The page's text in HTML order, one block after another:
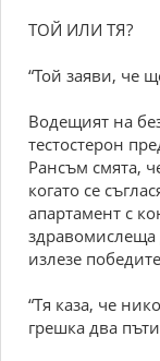
ТОЙ ИЛИ ТЯ?
“Той заяви, че
Водещият на
тестостерон
Рансъм смята,
когато се
апартамент с
излезе
“Тя каза, че
грешка два